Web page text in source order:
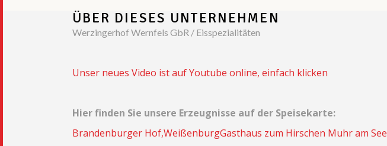
ÜBER DIESES UNTERNEHMEN
Werzingerhof Wernfels GbR / Eisspezialitäten
Unser neues Video ist auf Youtube online, einfach klicken
Hier finden Sie unsere Erzeugnisse auf der Speisekarte:
Brandenburger Hof,WeißenburgGasthaus zum Hirschen Muhr am See